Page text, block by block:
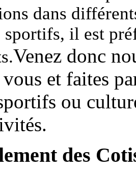
dans
sportifs, il est
Venez donc
et faites
ou
des